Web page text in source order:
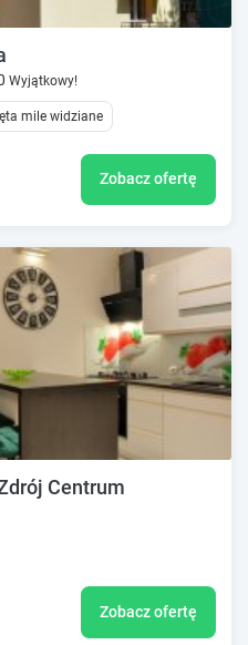
Wyjątkowy!
mile widziane
Zobacz ofertę
Centrum
Zobacz ofertę